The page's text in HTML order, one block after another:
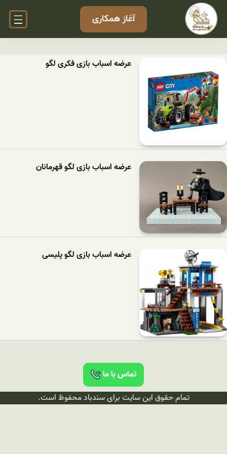
آغاز همکاری
عرضه اسباب بازی فکری لگو
عرضه اسباب بازی لگو قهرمانان
عرضه اسباب بازی لگو پلیسی
تماس با ما
تمام حقوق این سایت برای سندباد محفوظ است.